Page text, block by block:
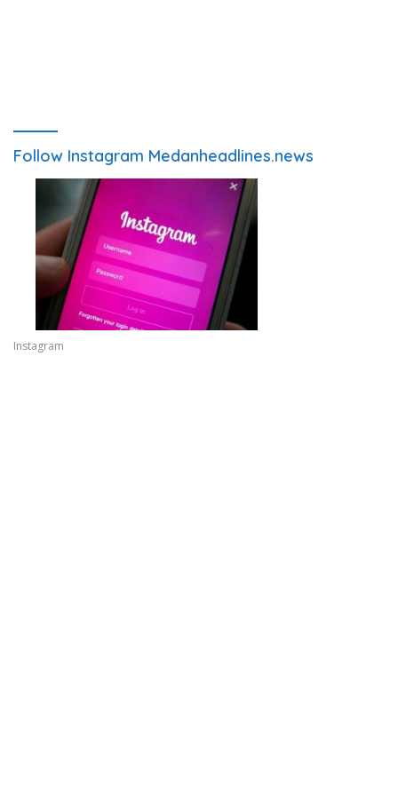
Follow Instagram Medanheadlines.news
Instagram